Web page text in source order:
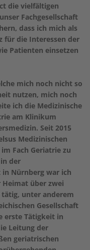
die vielfältigen
Fachgesellschaft
dass ich mich als
für die Interessen der
Patienten einsetzen
mich noch nicht so
nutzen, mich noch
ich die Medizinische
am Klinikum
Seit 2015
Medizinischen
Fach Geriatrie zu
der
Nürnberg war ich
über zwei
unter anderem
Gesellschaft
erste Tätigkeit in
Leitung der
geriatrischen